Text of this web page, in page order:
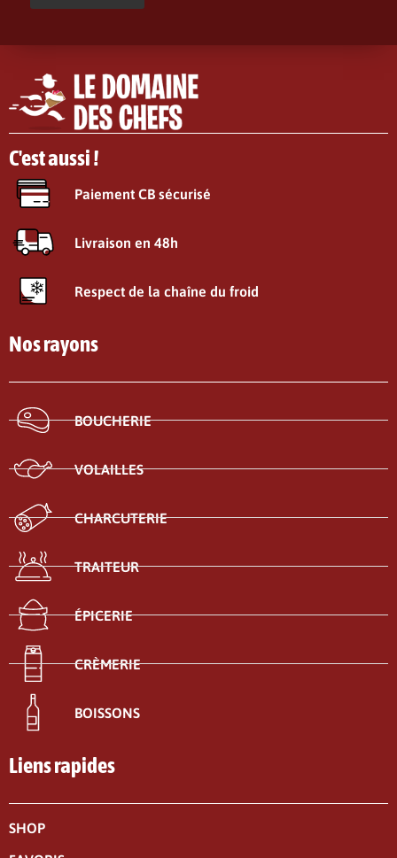
C'est aussi !
Paiement CB sécurisé
Livraison en 48h
Respect de la chaîne du froid
Nos rayons
BOUCHERIE
VOLAILLES
CHARCUTERIE
TRAITEUR
ÉPICERIE
CRÈMERIE
BOISSONS
Liens rapides
SHOP